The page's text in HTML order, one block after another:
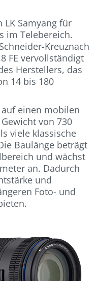
LK Samyang für
im Telebereich.
Kreuznach
FE vervollständigt
Herstellers, das
14 bis 180
auf einen mobilen
von 730
viele klassische
Baulänge beträgt
und wächst
an. Dadurch
und
Foto- und